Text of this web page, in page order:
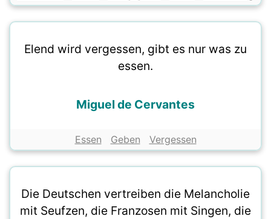
Elend wird vergessen, gibt es nur was zu
essen.
Miguel de Cervantes
Essen Geben Vergessen
Die Deutschen vertreiben die Melancholie
mit Seufzen, die Franzosen mit Singen, die